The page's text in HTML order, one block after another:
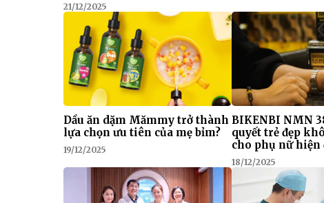
21/12/2025
Dầu ăn dặm Mămmy trở thành
lựa chọn ưu tiên của mẹ bỉm?
19/12/2025
BIKENBI NMN
quyết trẻ đẹp
cho phụ nữ hiện
18/12/2025